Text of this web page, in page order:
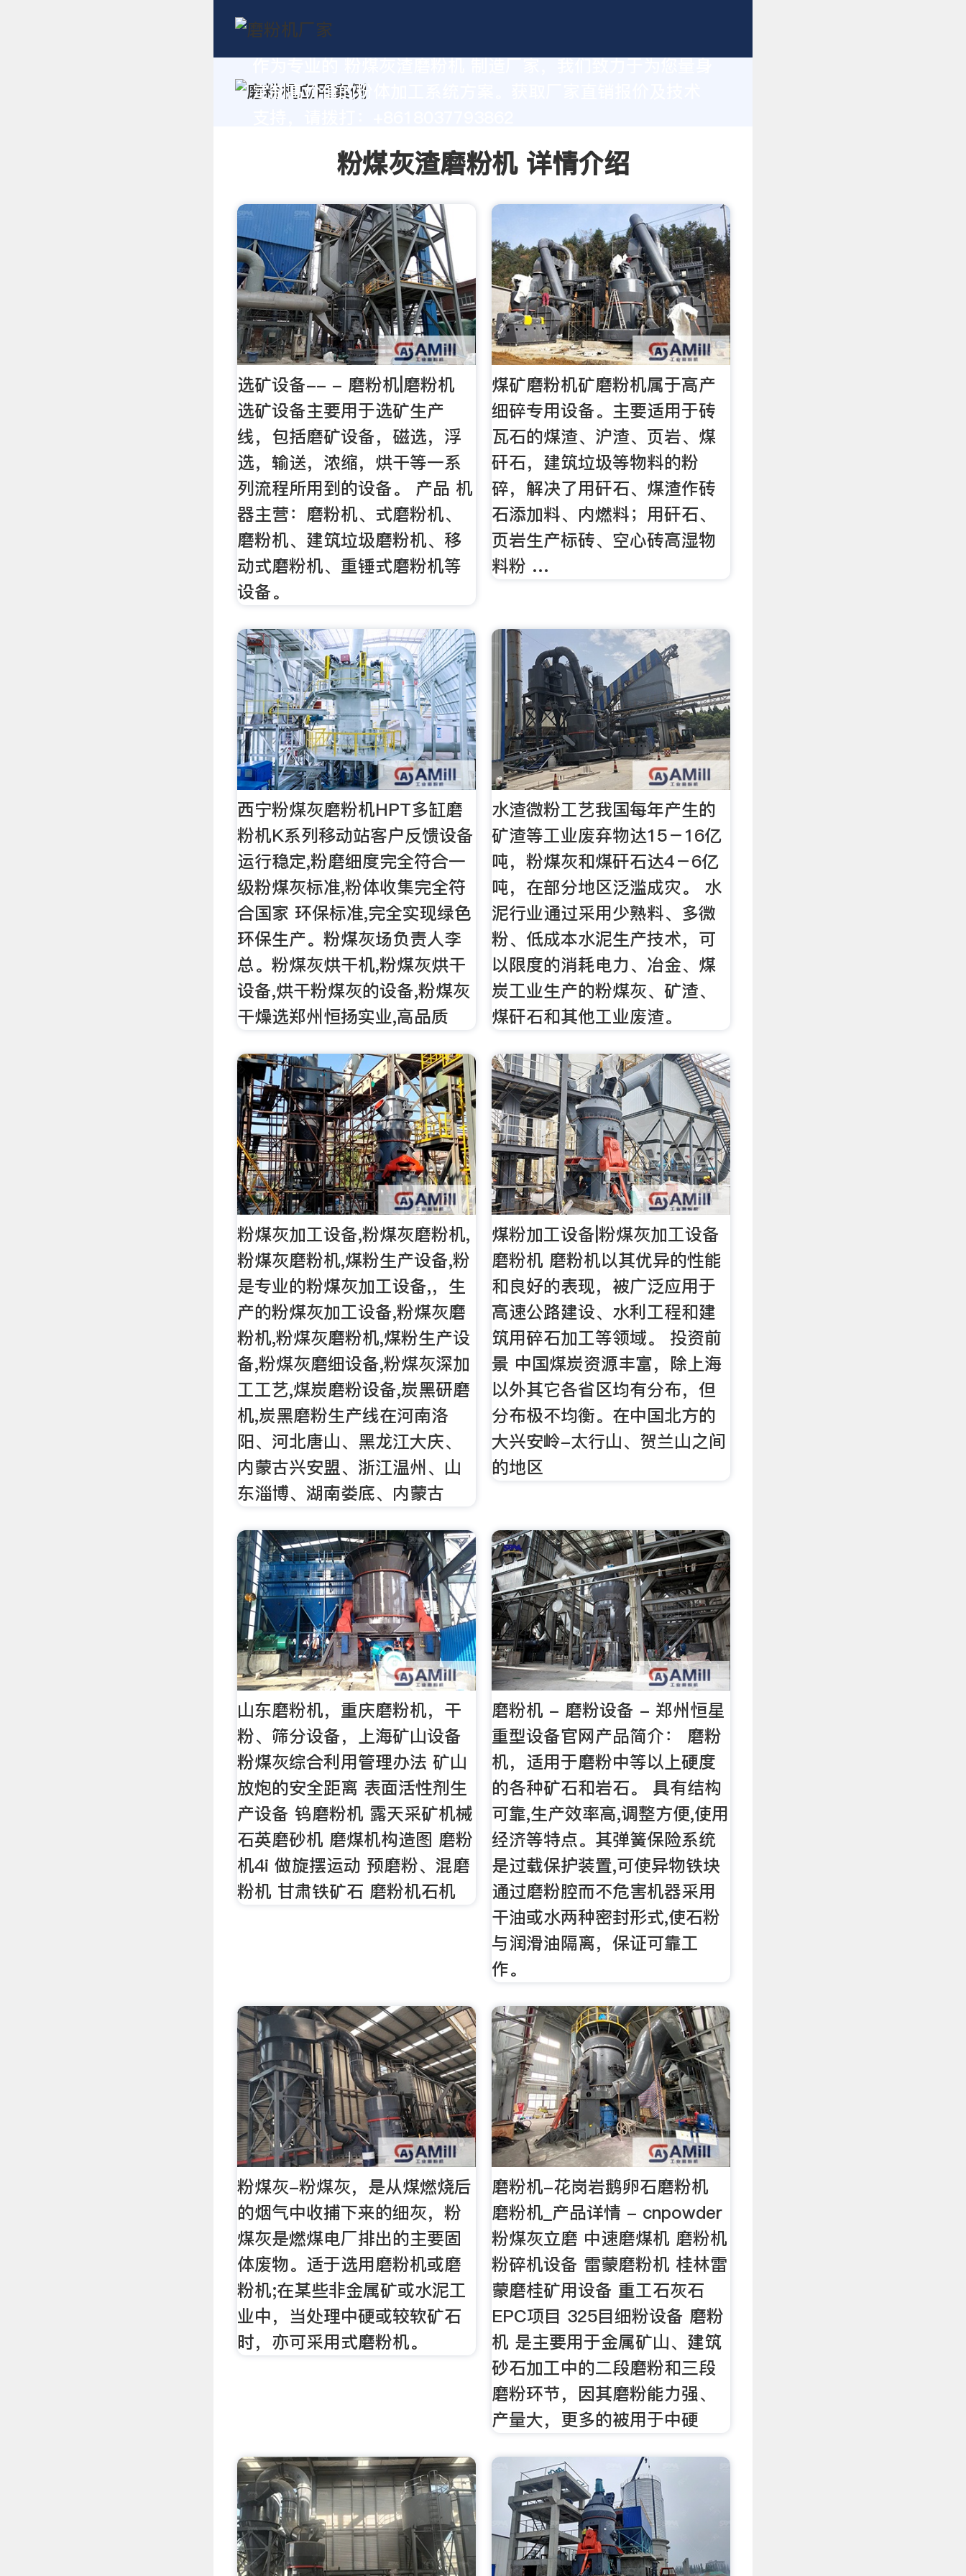
定制高价值的粉体加工系统方案。获取厂家直销报价及技术
粉煤灰渣磨粉机 详情介绍
选矿设备-- - 磨粉机|磨粉机
选矿设备主要用于选矿生产
线，包括磨矿设备，磁选，浮
选，输送，浓缩，烘干等一系
列流程所用到的设备。 产品 机
器主营：磨粉机、式磨粉机、
磨粉机、建筑垃圾磨粉机、移
动式磨粉机、重锤式磨粉机等
设备。
煤矿磨粉机矿磨粉机属于高产
细碎专用设备。主要适用于砖
瓦石的煤渣、沪渣、页岩、煤
矸石，建筑垃圾等物料的粉
碎，解决了用矸石、煤渣作砖
石添加料、内燃料；用矸石、
页岩生产标砖、空心砖高湿物
料粉 …
西宁粉煤灰磨粉机HPT多缸磨
粉机K系列移动站客户反馈设备
运行稳定,粉磨细度完全符合一
级粉煤灰标准,粉体收集完全符
合国家 环保标准,完全实现绿色
环保生产。粉煤灰场负责人李
总。粉煤灰烘干机,粉煤灰烘干
设备,烘干粉煤灰的设备,粉煤灰
干燥选郑州恒扬实业,高品质
水渣微粉工艺我国每年产生的
矿渣等工业废弃物达15－16亿
吨，粉煤灰和煤矸石达4－6亿
吨，在部分地区泛滥成灾。 水
泥行业通过采用少熟料、多微
粉、低成本水泥生产技术，可
以限度的消耗电力、冶金、煤
炭工业生产的粉煤灰、矿渣、
煤矸石和其他工业废渣。
粉煤灰加工设备,粉煤灰磨粉机,
粉煤灰磨粉机,煤粉生产设备,粉
是专业的粉煤灰加工设备,，生
产的粉煤灰加工设备,粉煤灰磨
粉机,粉煤灰磨粉机,煤粉生产设
备,粉煤灰磨细设备,粉煤灰深加
工工艺,煤炭磨粉设备,炭黑研磨
机,炭黑磨粉生产线在河南洛
阳、河北唐山、黑龙江大庆、
内蒙古兴安盟、浙江温州、山
东淄博、湖南娄底、内蒙古
煤粉加工设备|粉煤灰加工设备
磨粉机 磨粉机以其优异的性能
和良好的表现，被广泛应用于
高速公路建设、水利工程和建
筑用碎石加工等领域。 投资前
景 中国煤炭资源丰富，除上海
以外其它各省区均有分布，但
分布极不均衡。在中国北方的
大兴安岭-太行山、贺兰山之间
的地区
山东磨粉机，重庆磨粉机，干
粉、筛分设备，上海矿山设备
粉煤灰综合利用管理办法 矿山
放炮的安全距离 表面活性剂生
产设备 钨磨粉机 露天采矿机械
石英磨砂机 磨煤机构造图 磨粉
机4i 做旋摆运动 预磨粉、混磨
粉机 甘肃铁矿石 磨粉机石机
磨粉机 - 磨粉设备 - 郑州恒星
重型设备官网产品简介： 磨粉
机，适用于磨粉中等以上硬度
的各种矿石和岩石。 具有结构
可靠,生产效率高,调整方便,使用
经济等特点。其弹簧保险系统
是过载保护装置,可使异物铁块
通过磨粉腔而不危害机器采用
干油或水两种密封形式,使石粉
与润滑油隔离，保证可靠工
作。
粉煤灰-粉煤灰，是从煤燃烧后
的烟气中收捕下来的细灰，粉
煤灰是燃煤电厂排出的主要固
体废物。适于选用磨粉机或磨
粉机;在某些非金属矿或水泥工
业中，当处理中硬或较软矿石
时，亦可采用式磨粉机。
磨粉机-花岗岩鹅卵石磨粉机
磨粉机_产品详情 - cnpowder
粉煤灰立磨 中速磨煤机 磨粉机
粉碎机设备 雷蒙磨粉机 桂林雷
蒙磨桂矿用设备 重工石灰石
EPC项目 325目细粉设备 磨粉
机 是主要用于金属矿山、建筑
砂石加工中的二段磨粉和三段
磨粉环节，因其磨粉能力强、
产量大，更多的被用于中硬